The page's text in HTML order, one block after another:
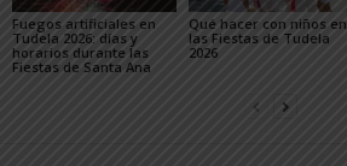
Fuegos artificiales en
Tudela 2026: días y
horarios durante las
Fiestas de Santa Ana
Qué hacer con niños en
las Fiestas de Tudela
2026